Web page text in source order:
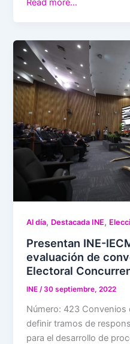
Al día, Destacada INE,
Presentan INE-
evaluación de
Electoral
INE /30 septiembre, 2022
Número: 423 Convenios
definir tramos de
para el desarrollo de